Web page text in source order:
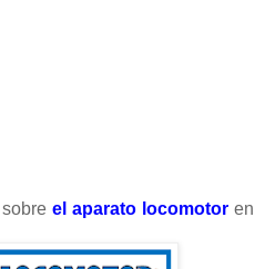
el aparato locomotoren